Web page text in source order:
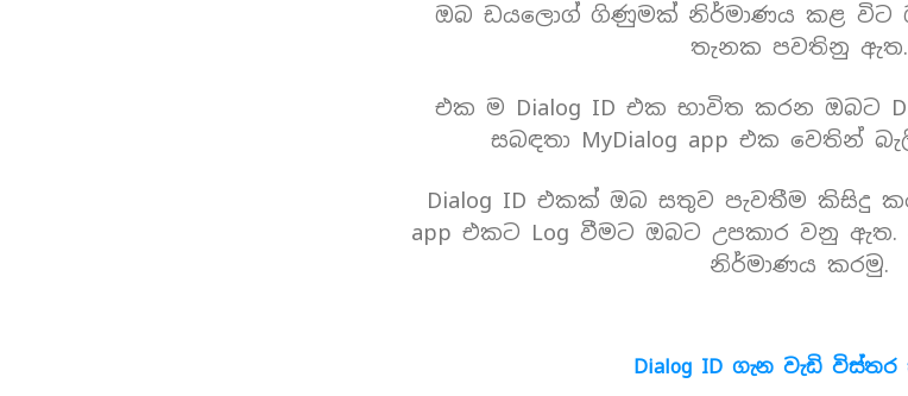
ඔබ ඩයලොග් ගිණුමක් නිර්මාණය කළ විට
තැනක පවතිනු ඇත.
එක ම Dialog ID එක භාවිත කරන ඔබට
සබඳතා MyDialog app එක වෙතින්
Dialog ID එකක් ඔබ සතුව පැවතීම කිසිදු
app එකට Log වීමට ඔබට උපකාර වනු ඇත.
නිර්මාණය කරමු.
Dialog ID ගැන වැඩි විස්තර